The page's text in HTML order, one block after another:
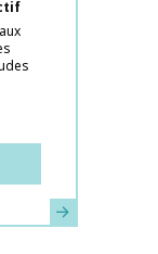
En savoir plus